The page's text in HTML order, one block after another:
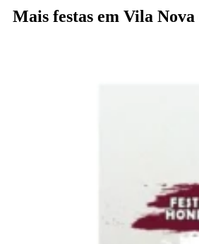
Mais festas em Vila